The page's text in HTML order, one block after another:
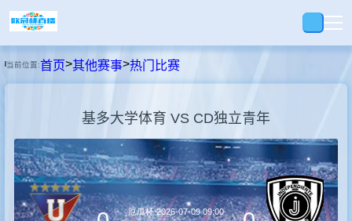
首页
足球
篮球
当前位置:首页>其他赛事>热门比赛
基多大学体育 VS CD独立青年
厄瓜杯2026-07-09 09:00